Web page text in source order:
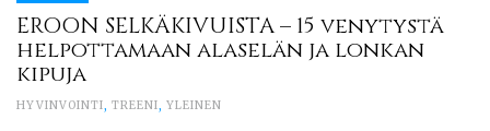
EROON SELKÄKIVUISTA – 15 venytystä
helpottamaan alaselän ja lonkan
kipuja
HYVINVOINTI TREENI YLEINEN